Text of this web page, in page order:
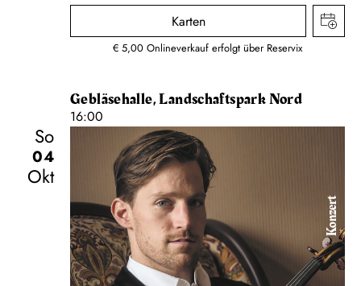
Karten
€ 5,00 Onlineverkauf erfolgt über Reservix
Gebläsehalle, Landschaftspark Nord
16:00
So
04
Okt
Konzert